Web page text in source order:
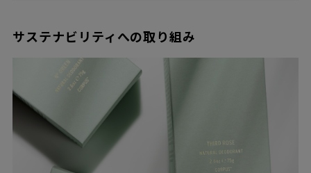
サステナビリティへの取り組み